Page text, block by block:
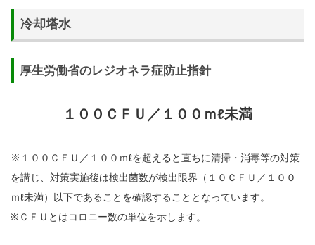
冷却塔水
厚生労働省のレジオネラ症防止指針
１００ＣＦＵ／１００ｍℓ未満
※１００ＣＦＵ／１００ｍℓを超えると直ちに清掃・消毒等の対策
を講じ、対策実施後は検出菌数が検出限界（１０ＣＦＵ／１００
ｍℓ未満）以下であることを確認することとなっています。
※ＣＦＵとはコロニー数の単位を示します。